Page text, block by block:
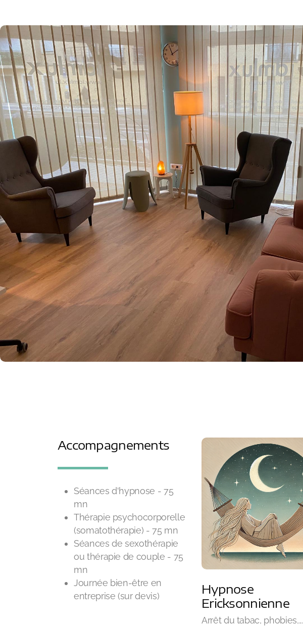
Accompagnements
Séances d'hypnose - 75
mn
Thérapie psychocorporelle
(somatothérapie) - 75 mn
Séances de sexothérapie
ou thérapie de couple - 75
mn
Journée bien-être en
entreprise (sur devis)
Hypnose
Ericksonnienne
Arrêt du tabac, phobies,...